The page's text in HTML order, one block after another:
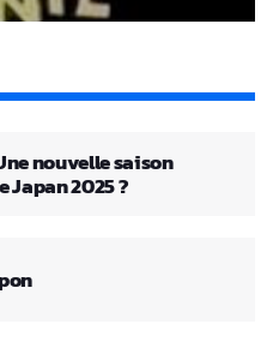
nouvelle saison
Japan 2025 ?